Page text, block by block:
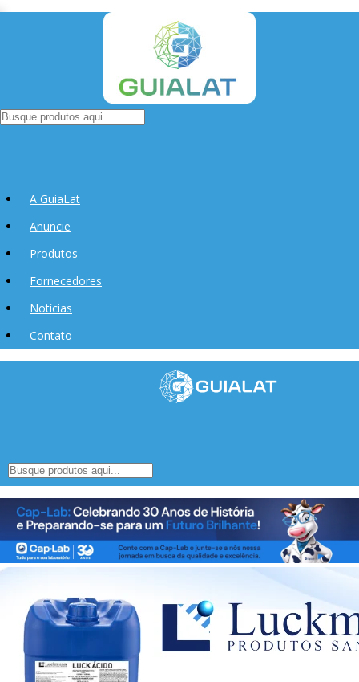
A GuiaLat
Anuncie
Produtos
Fornecedores
Notícias
Contato